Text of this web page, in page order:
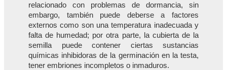
relacionado con problemas de dormancia, sin
embargo, también puede deberse a factores
externos como son una temperatura inadecuada y
falta de humedad; por otra parte, la cubierta de la
semilla puede contener ciertas sustancias
químicas inhibidoras de la germinación en la testa,
tener embriones incompletos o inmaduros.